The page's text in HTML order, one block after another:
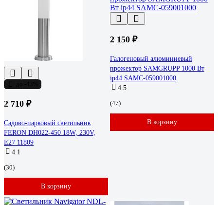
2 710 ₽
Садово-парковый светильник
FERON DH022-450 18W, 230V,
E27 11809
4.1
(30)
В корзину
2 150 ₽
Галогеновый алюминиевый
прожектор SAMGRUPP 1000 Вт
ip44 SAMC-059001000
4.5
(47)
В корзину